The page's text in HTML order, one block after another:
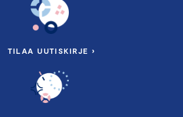
TILAA UUTISKIRJE ›